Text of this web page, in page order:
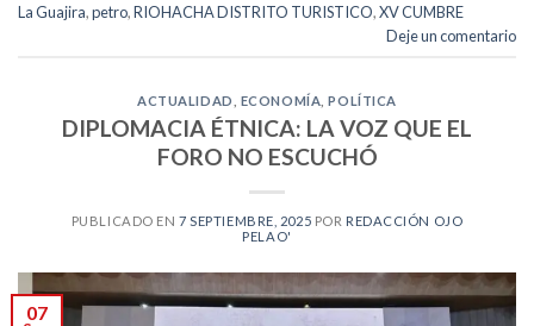
La Guajira,petro,RIOHACHA DISTRITO TURISTICO,XV CUMBRE
Deje un comentario
ACTUALIDAD ECONOMÍA ,POLÍTICA
DIPLOMACIA ÉTNICA: LA VOZ QUE EL
FORO NO ESCUCHÓ
PUBLICADO EN7 SEPTIEMBRE, 2025 POR REDACCIÓN OJO
PELAO'
07